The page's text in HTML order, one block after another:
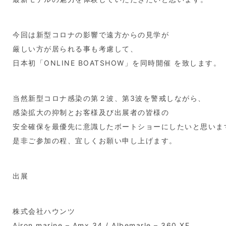
今回は新型コロナの影響で遠方からの見学が
厳しい方が居られる事も考慮して、
日本初「ONLINE BOATSHOW」を同時開催 を致します。
当然新型コロナ感染の第２波、第3波を警戒しながら、
感染拡大の抑制とお客様及び出展者の皆様の
安全確保を最優先に意識したボートショーにしたいと思いま
是非ご参加の程、宜しくお願い申し上げます。
出展
株式会社ハウンツ